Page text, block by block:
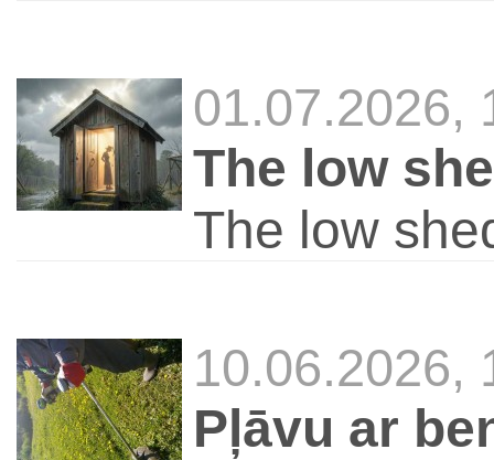
01.07.2026,
The low
The low
10.06.2026,
Pļāvu ar